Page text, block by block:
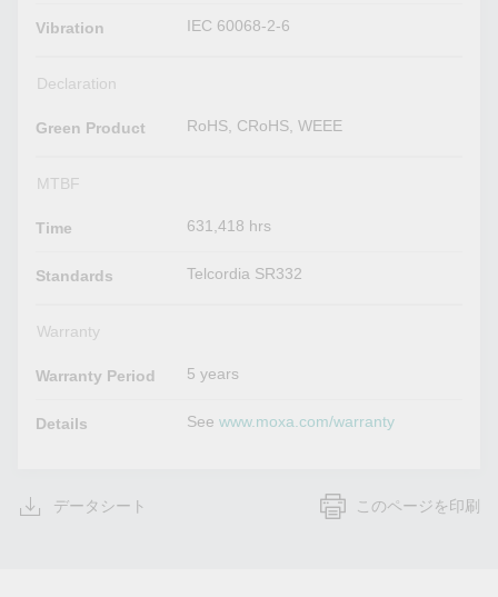
Vibration IEC 60068-2-6
Declaration
Green Product RoHS, CRoHS, WEEE
MTBF
Time 631,418 hrs
Standards Telcordia SR332
Warranty
Warranty Period 5 years
Details Seewww.moxa.com/warranty
データシート このページを印刷